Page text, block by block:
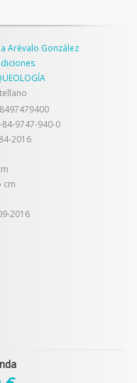
Arévalo González
84-9747-940-0
2016
cm
2016